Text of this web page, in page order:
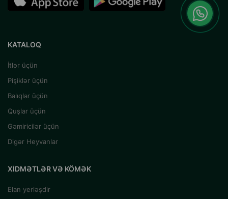
KATALOQ
İtlər üçün
Pişiklər üçün
Balıqlar üçün
Quşlar üçün
Gəmiricilər üçün
Digər Heyvanlar
XIDMƏTLƏR VƏ KÖMƏK
Elan yerləşdir